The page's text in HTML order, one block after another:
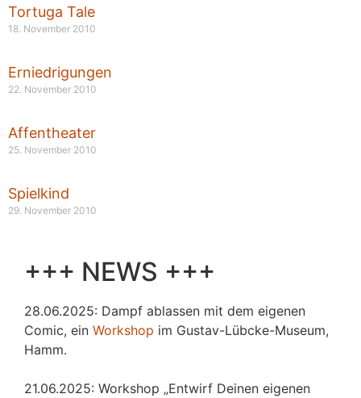
Tortuga Tale
18. November 2010
Erniedrigungen
22. November 2010
Affentheater
25. November 2010
Spielkind
29. November 2010
+++ NEWS +++
28.06.2025: Dampf ablassen mit dem eigenen
Comic, ein Workshop im Gustav-Lübcke-Museum,
Hamm.
21.06.2025: Workshop „Entwirf Deinen eigenen